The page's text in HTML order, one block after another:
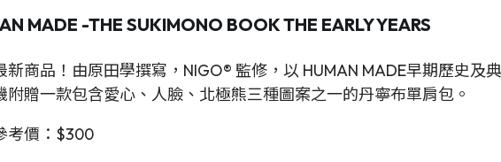
MADE -THE SUKIMONO BOOK THE EARLY YEARS
新商品！由原田學撰寫，NIGO® 監修，以 HUMAN MADE早期歷史及
附贈一款包含愛心、人臉、北極熊三種圖案之一的丹寧布單肩包。
考價：$300